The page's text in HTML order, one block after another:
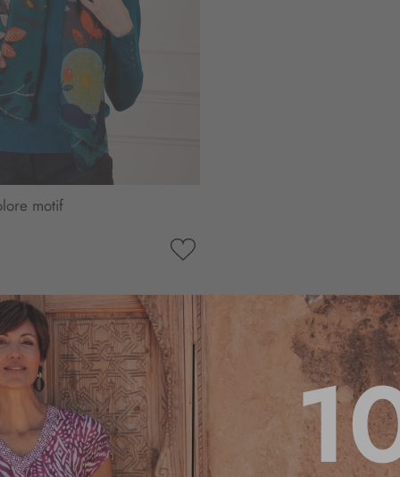
motif
MA
LISTE
D’ENVIE
4.8